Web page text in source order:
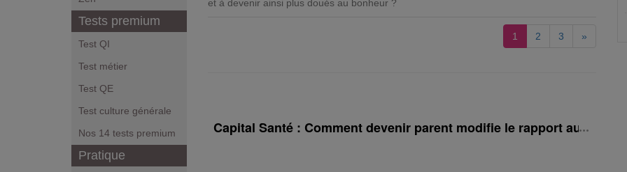
Tests premium
Test QI
Test métier
Test QE
Test culture générale
Nos 14 tests premium
Pratique
et à devenir ainsi plus doués au bonheur ?
1 2 3 »
Capital Santé : Comment devenir parent modifie le rapport au travail ?